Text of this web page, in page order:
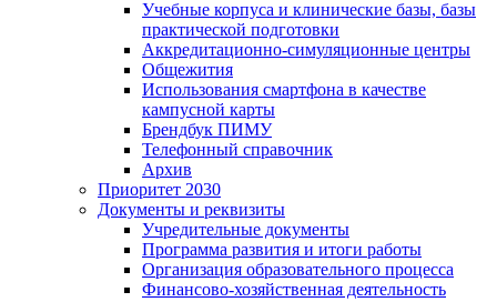
Учебные корпуса и клинические базы, базы
практической подготовки
Аккредитационно-симуляционные центры
Общежития
Использования смартфона в качестве
кампусной карты
Брендбук ПИМУ
Телефонный справочник
Архив
Приоритет 2030
Документы и реквизиты
Учредительные документы
Программа развития и итоги работы
Организация образовательного процесса
Финансово-хозяйственная деятельность